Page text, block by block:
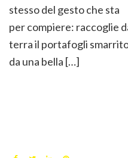
stesso del gesto che sta
per compiere: raccoglie
terra il portafogli
da una bella […]